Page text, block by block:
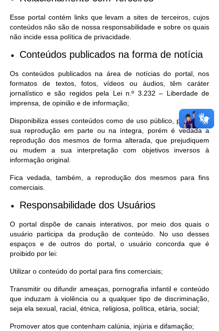
Esse portal contém links que levam a sites de terceiros, cujos
conteúdos não são de nossa responsabilidade e sobre os quais
não incide essa política de privacidade.
Conteúdos publicados na forma de notícia
Os conteúdos publicados na área de notícias do portal, nos
formatos de textos, fotos, vídeos ou áudios, têm caráter
jornalístico e são regidos pela Lei n.º 3.232 – Liberdade de
imprensa, de opinião e de informação;
Disponibiliza esses conteúdos como de uso público, permitindo
sua reprodução em parte ou na íntegra, porém é vedada a
reprodução dos mesmos de forma alterada, que prejudiquem
ou mudem a sua interpretação com objetivos inversos à
informação original.
Fica vedada, também, a reprodução dos mesmos para fins
comerciais.
Responsabilidade dos Usuários
O portal dispõe de canais interativos, por meio dos quais o
usuário participa da produção de conteúdo. No uso desses
espaços e de outros do portal, o usuário concorda que é
proibido por lei:
Utilizar o conteúdo do portal para fins comerciais;
Transmitir ou difundir ameaças, pornografia infantil e conteúdo
que induzam à violência ou a qualquer tipo de discriminação,
seja ela sexual, racial, étnica, religiosa, política, etária, social;
Promover atos que contenham calúnia, injúria e difamação;